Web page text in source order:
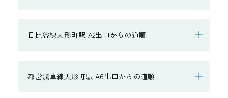
日比谷線人形町駅 A2出口からの道順
都営浅草線人形町駅 A6出口からの道順